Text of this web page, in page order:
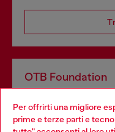
Per offrirti una migliore
prime e terze parti e
OTB Foundation
profit del gruppo OTB
giovani, donne,